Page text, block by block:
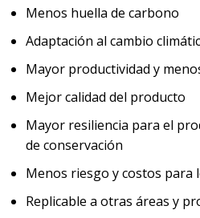
Menos huella de carbono
Adaptación al cambio
Mayor productividad y
Mejor calidad del producto
Mayor resiliencia para el
de conservación
Menos riesgo y costos para
Replicable a otras áreas y